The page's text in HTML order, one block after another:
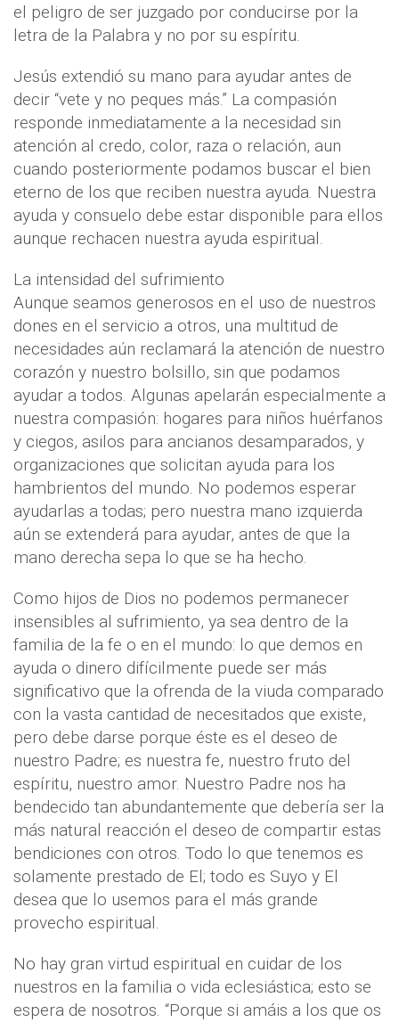
el peligro de ser juzgado por conducirse por la
letra de la Palabra y no por su espíritu.
Jesús extendió su mano para ayudar antes de
decir “vete y no peques más.” La compasión
responde inmediatamente a la necesidad sin
atención al credo, color, raza o relación, aun
cuando posteriormente podamos buscar el bien
eterno de los que reciben nuestra ayuda. Nuestra
ayuda y consuelo debe estar disponible para ellos
aunque rechacen nuestra ayuda espiritual.
La intensidad del sufrimiento
Aunque seamos generosos en el uso de nuestros
dones en el servicio a otros, una multitud de
necesidades aún reclamará la atención de nuestro
corazón y nuestro bolsillo, sin que podamos
ayudar a todos. Algunas apelarán especialmente a
nuestra compasión: hogares para niños huérfanos
y ciegos, asilos para ancianos desamparados, y
organizaciones que solicitan ayuda para los
hambrientos del mundo. No podemos esperar
ayudarlas a todas; pero nuestra mano izquierda
aún se extenderá para ayudar, antes de que la
mano derecha sepa lo que se ha hecho.
Como hijos de Dios no podemos permanecer
insensibles al sufrimiento, ya sea dentro de la
familia de la fe o en el mundo: lo que demos en
ayuda o dinero difícilmente puede ser más
significativo que la ofrenda de la viuda comparado
con la vasta cantidad de necesitados que existe,
pero debe darse porque éste es el deseo de
nuestro Padre; es nuestra fe, nuestro fruto del
espíritu, nuestro amor. Nuestro Padre nos ha
bendecido tan abundantemente que debería ser la
más natural reacción el deseo de compartir estas
bendiciones con otros. Todo lo que tenemos es
solamente prestado de El; todo es Suyo y El
desea que lo usemos para el más grande
provecho espiritual.
No hay gran virtud espiritual en cuidar de los
nuestros en la familia o vida eclesiástica; esto se
espera de nosotros. “Porque si amáis a los que os